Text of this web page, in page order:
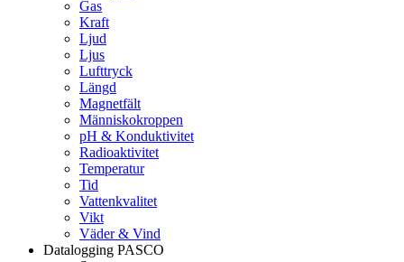
Gas
Kraft
Ljud
Ljus
Lufttryck
Längd
Magnetfält
Människokroppen
pH & Konduktivitet
Radioaktivitet
Temperatur
Tid
Vattenkvalitet
Vikt
Väder & Vind
Datalogging PASCO